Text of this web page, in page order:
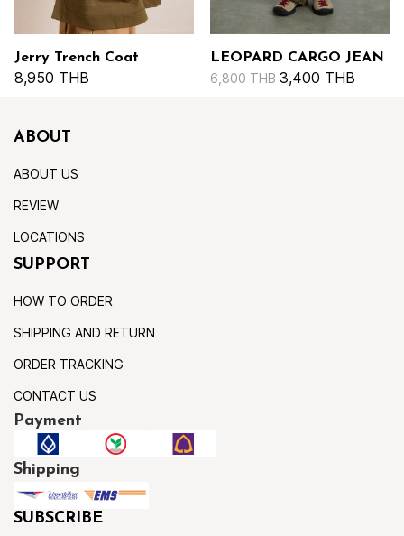
Jerry Trench Coat
8,950 THB
LEOPARD CARGO JEAN
6,800 THB 3,400 THB
ABOUT
ABOUT US
REVIEW
LOCATIONS
SUPPORT
HOW TO ORDER
SHIPPING AND RETURN
ORDER TRACKING
CONTACT US
Payment
Shipping
SUBSCRIBE